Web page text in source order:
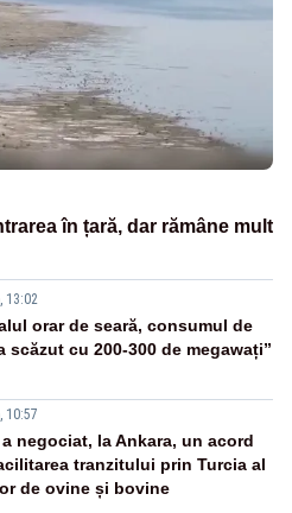
în țară, dar rămâne mult
13:02
orar de seară, consumul de
scăzut cu 200-300 de megawați”
10:57
a negociat, la Ankara, un acord
tranzitului prin Turcia al
de ovine și bovine